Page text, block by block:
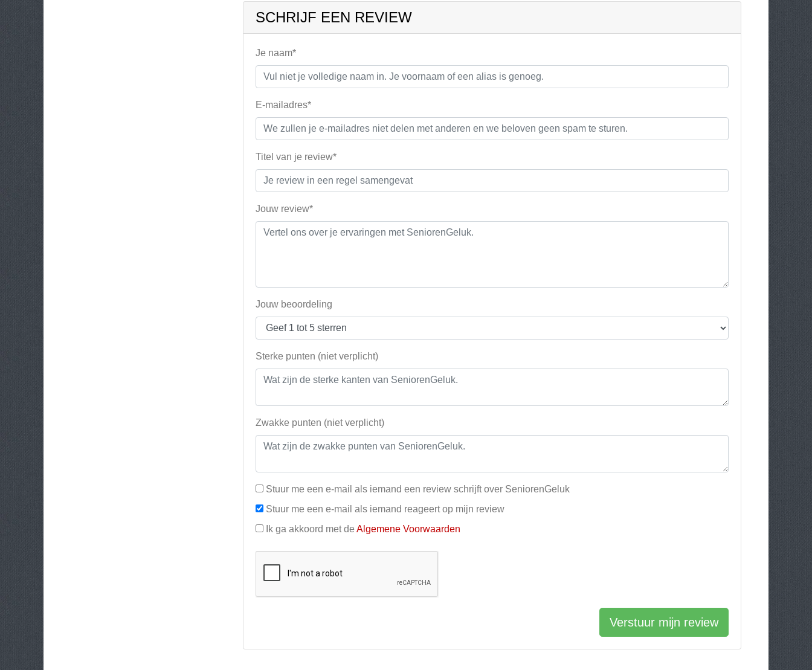
SCHRIJF EEN REVIEW
Je naam*
E-mailadres*
Titel van je review*
Jouw review*
Jouw beoordeling
Sterke punten (niet verplicht)
Zwakke punten (niet verplicht)
Stuur me een e-mail als iemand een review schrijft over SeniorenGeluk
Stuur me een e-mail als iemand reageert op mijn review
Ik ga akkoord met de Algemene Voorwaarden
Verstuur mijn review